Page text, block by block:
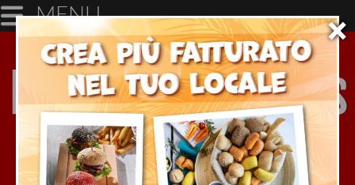
×
MENU